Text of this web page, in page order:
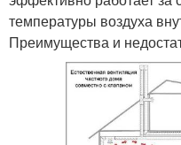
температуры воздуха
Преимущества и